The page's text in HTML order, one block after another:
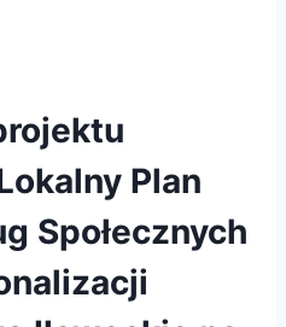
Plan
Społecznych